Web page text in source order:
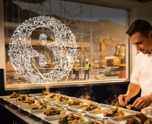
Skip
to
content